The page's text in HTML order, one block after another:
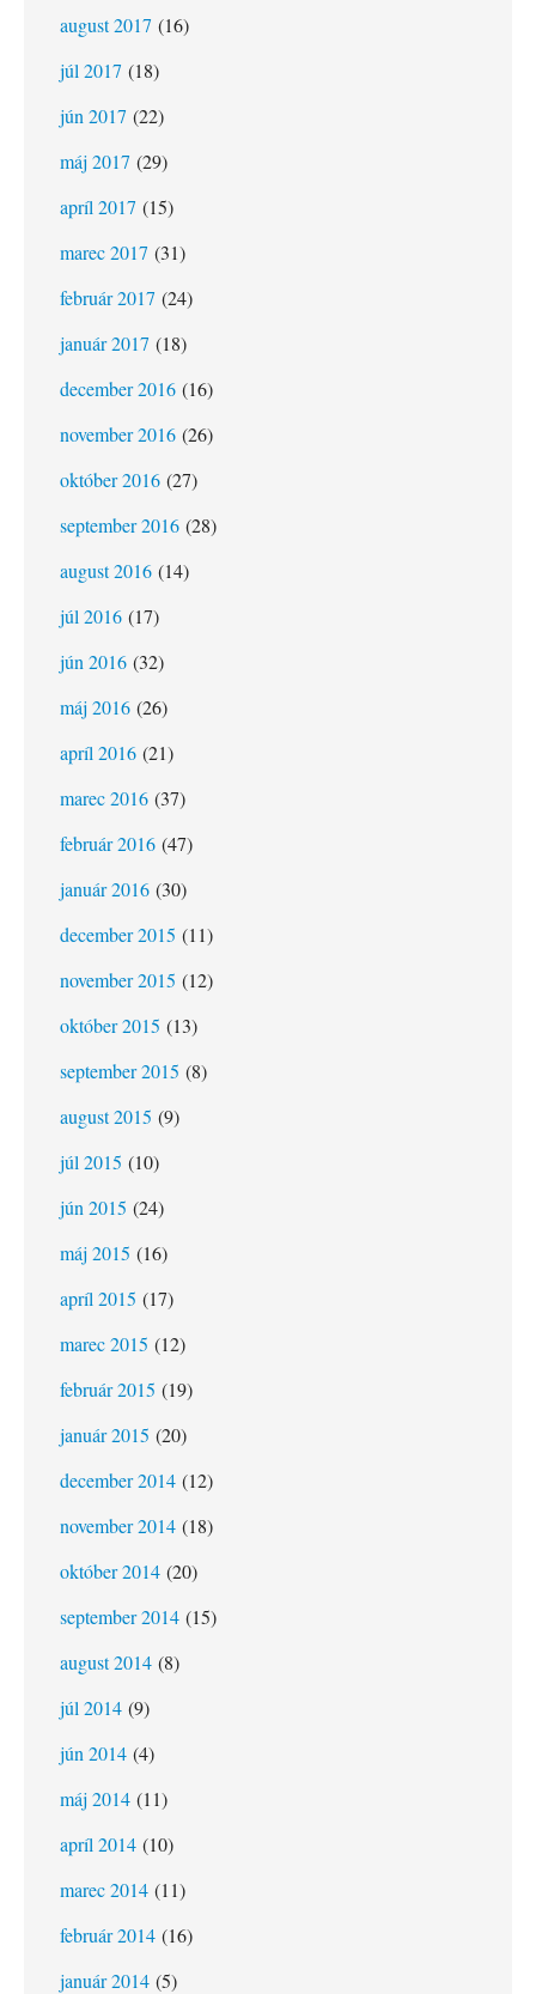
august 2017 (16)
júl 2017 (18)
jún 2017 (22)
máj 2017 (29)
apríl 2017 (15)
marec 2017 (31)
február 2017 (24)
január 2017 (18)
december 2016 (16)
november 2016 (26)
október 2016 (27)
september 2016 (28)
august 2016 (14)
júl 2016 (17)
jún 2016 (32)
máj 2016 (26)
apríl 2016 (21)
marec 2016 (37)
február 2016 (47)
január 2016 (30)
december 2015 (11)
november 2015 (12)
október 2015 (13)
september 2015 (8)
august 2015 (9)
júl 2015 (10)
jún 2015 (24)
máj 2015 (16)
apríl 2015 (17)
marec 2015 (12)
február 2015 (19)
január 2015 (20)
december 2014 (12)
november 2014 (18)
október 2014 (20)
september 2014 (15)
august 2014 (8)
júl 2014 (9)
jún 2014 (4)
máj 2014 (11)
apríl 2014 (10)
marec 2014 (11)
február 2014 (16)
január 2014 (5)